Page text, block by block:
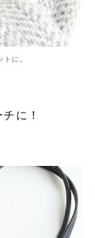
に。
に！